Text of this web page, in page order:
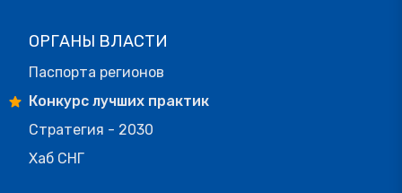
ОРГАНЫ ВЛАСТИ
Паспорта регионов
Конкурс лучших практик
Стратегия - 2030
Хаб СНГ